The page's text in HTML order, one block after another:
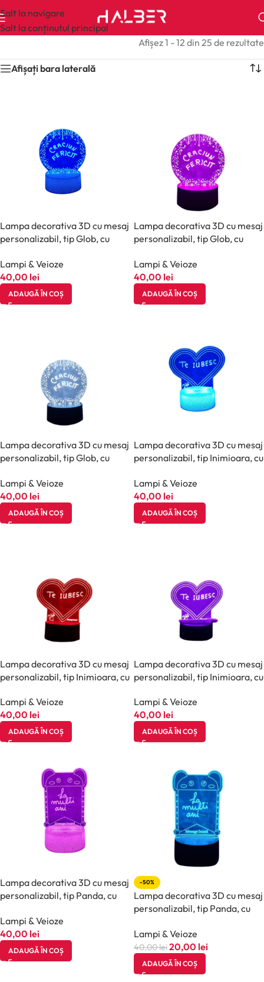
Salt la navigare
Salt la conținutul principal
Afișez 1 - 12 din 25 de rezultate
Afișați bara laterală
Lampa decorativa 3D cu mesaj
personalizabil, tip Glob, cu
Lampi & Veioze
40,00 lei
ADAUGĂ ÎN COȘ
Lampa decorativa 3D cu mesaj
personalizabil, tip Glob, cu
Lampi & Veioze
40,00 lei
ADAUGĂ ÎN COȘ
Lampa decorativa 3D cu mesaj
personalizabil, tip Glob, cu
Lampi & Veioze
40,00 lei
ADAUGĂ ÎN COȘ
Lampa decorativa 3D cu mesaj
personalizabil, tip Inimioara, cu
Lampi & Veioze
40,00 lei
ADAUGĂ ÎN COȘ
Lampa decorativa 3D cu mesaj
personalizabil, tip Inimioara, cu
Lampi & Veioze
40,00 lei
ADAUGĂ ÎN COȘ
Lampa decorativa 3D cu mesaj
personalizabil, tip Inimioara, cu
Lampi & Veioze
40,00 lei
ADAUGĂ ÎN COȘ
Lampa decorativa 3D cu mesaj
personalizabil, tip Panda, cu
Lampi & Veioze
40,00 lei
ADAUGĂ ÎN COȘ
-50%
Lampa decorativa 3D cu mesaj
personalizabil, tip Panda, cu
Lampi & Veioze
40,00lei20,00 lei
ADAUGĂ ÎN COȘ